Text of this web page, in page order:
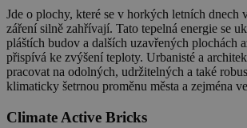
Jde o plochy, které se v horkých letních dnech
záření silně zahřívají. Tato tepelná energie se
pláštích budov a dalších uzavřených plochách
přispívá ke zvýšení teploty. Urbanisté a
pracovat na odolných, udržitelných a také
klimaticky šetrnou proměnu města a zejména
Climate Active Bricks